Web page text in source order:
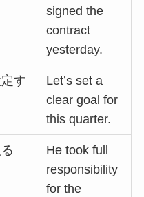
signed the
contract
yesterday.
す
Let’s set a
clear goal for
this quarter.
He took full
responsibility
for the